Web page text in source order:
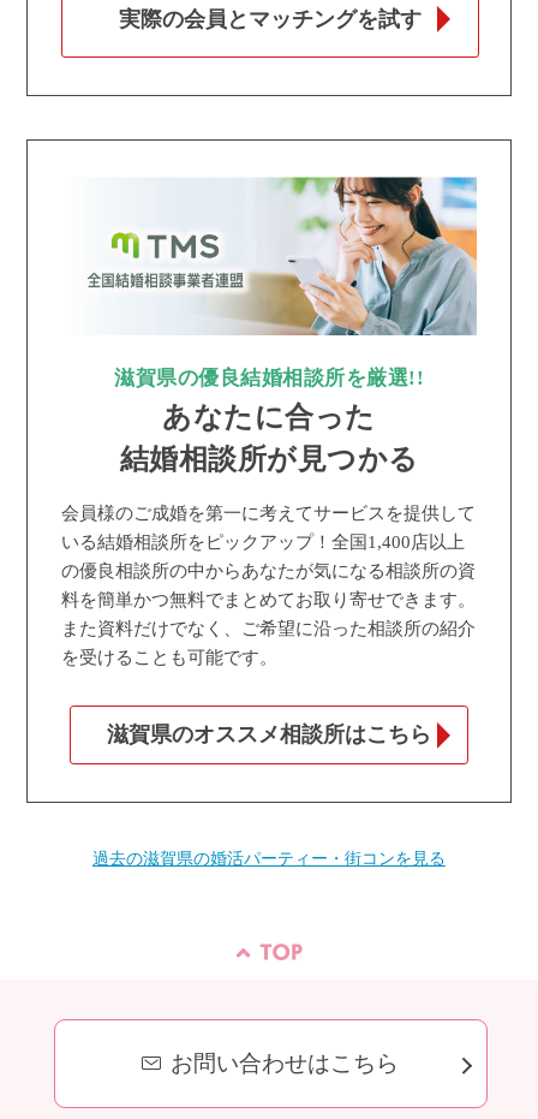
実際の会員とマッチングを試す
滋賀県の優良結婚相談所を厳選!!
あなたに合った
結婚相談所が見つかる
会員様のご成婚を第一に考えてサービスを提供して
いる結婚相談所をピックアップ！全国1,400店以上
の優良相談所の中からあなたが気になる相談所の資
料を簡単かつ無料でまとめてお取り寄せできます。
また資料だけでなく、ご希望に沿った相談所の紹介
を受けることも可能です。
滋賀県のオススメ相談所はこちら
過去の滋賀県の婚活パーティー・街コンを見る
お問い合わせはこちら